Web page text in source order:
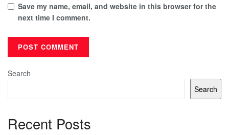
Save my name, email, and website in this browser for the
next time I comment.
Search
Search
Recent Posts